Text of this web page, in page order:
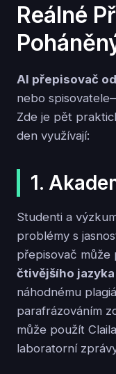
Reálné
AI přepisovač
nebo
Zde je pět
den využívají:
1.
Studenti a
problémy s
přepisovač
čtivějšího jazyka
náhodnému
parafrázováním
může použít
laboratorní